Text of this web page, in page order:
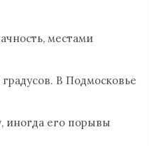
местами
В Подмосковье
иногда его порывы